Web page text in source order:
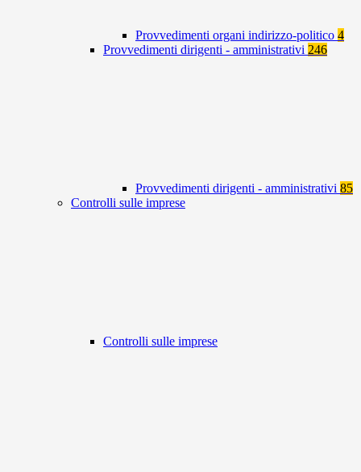
Provvedimenti organi indirizzo-politico 4
Provvedimenti dirigenti - amministrativi 246
Provvedimenti dirigenti - amministrativi 85
Controlli sulle imprese
Controlli sulle imprese